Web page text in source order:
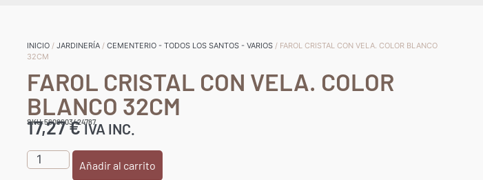
INICIO / JARDINERÍA / CEMENTERIO - TODOS LOS SANTOS - VARIOS / FAROL CRISTAL CON VELA. COLOR BLANCO
32CM
FAROL CRISTAL CON VELA. COLOR
BLANCO 32CM
SKU:5608603424787
17,27€IVA INC.
Añadir al carrito